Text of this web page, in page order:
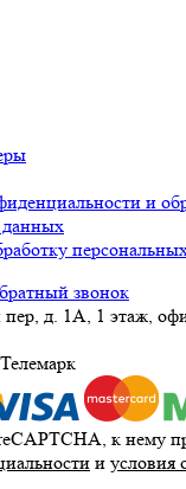
и
данных
звонок
д. 1А, 1 этаж,
к нему
и условия